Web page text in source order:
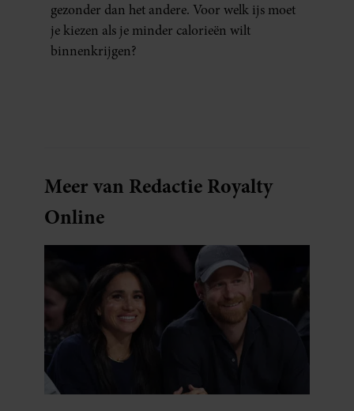
gezonder dan het andere. Voor welk ijs moet
je kiezen als je minder calorieën wilt
binnenkrijgen?
Meer van Redactie Royalty
Online